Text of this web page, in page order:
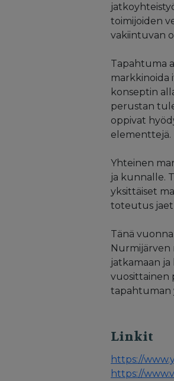
toimijoiden
vakiintuvan
Tapahtuma
markkinoida
konseptin
perustan
oppivat
elementtejä.
Yhteinen
ja kunnalle.
yksittäiset
toteutus
Tänä
Nurmijärven
jatkamaan
vuosittainen
tapahtuman
Linkit
https://
https://